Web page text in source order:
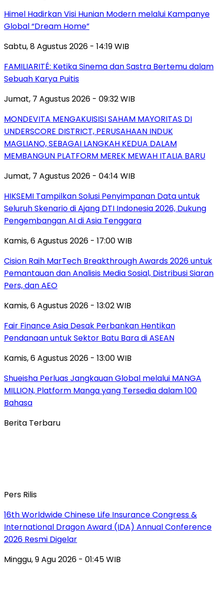
Himel Hadirkan Visi Hunian Modern melalui Kampanye
Global “Dream Home”
Sabtu, 8 Agustus 2026 - 14:19 WIB
FAMILIARITÉ: Ketika Sinema dan Sastra Bertemu dalam
Sebuah Karya Puitis
Jumat, 7 Agustus 2026 - 09:32 WIB
MONDEVITA MENGAKUISISI SAHAM MAYORITAS DI
UNDERSCORE DISTRICT, PERUSAHAAN INDUK
MAGLIANO, SEBAGAI LANGKAH KEDUA DALAM
MEMBANGUN PLATFORM MEREK MEWAH ITALIA BARU
Jumat, 7 Agustus 2026 - 04:14 WIB
HIKSEMI Tampilkan Solusi Penyimpanan Data untuk
Seluruh Skenario di Ajang DTI Indonesia 2026, Dukung
Pengembangan AI di Asia Tenggara
Kamis, 6 Agustus 2026 - 17:00 WIB
Cision Raih MarTech Breakthrough Awards 2026 untuk
Pemantauan dan Analisis Media Sosial, Distribusi Siaran
Pers, dan AEO
Kamis, 6 Agustus 2026 - 13:02 WIB
Fair Finance Asia Desak Perbankan Hentikan
Pendanaan untuk Sektor Batu Bara di ASEAN
Kamis, 6 Agustus 2026 - 13:00 WIB
Shueisha Perluas Jangkauan Global melalui MANGA
MILLION, Platform Manga yang Tersedia dalam 100
Bahasa
Berita Terbaru
Pers Rilis
16th Worldwide Chinese Life Insurance Congress &
International Dragon Award (IDA) Annual Conference
2026 Resmi Digelar
Minggu, 9 Agu 2026 - 01:45 WIB